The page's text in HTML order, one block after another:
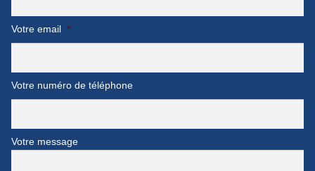
Votre email *
Votre numéro de téléphone
Votre message